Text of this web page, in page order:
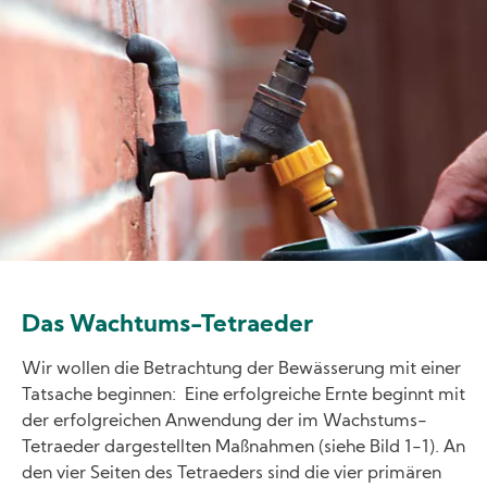
Das Wachtums-Tetraeder
Wir wollen die Betrachtung der Bewässerung mit einer
Tatsache beginnen: Eine erfolgreiche Ernte beginnt mit
der erfolgreichen Anwendung der im Wachstums-
Tetraeder dargestellten Maßnahmen (siehe Bild 1-1). An
den vier Seiten des Tetraeders sind die vier primären